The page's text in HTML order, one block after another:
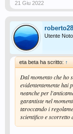
21 Giu 2022
roberto28
Utente Noto
eta beta ha scritto: ↑
Dal momento che ho
evidententemente hai
neanche per
garantiste nel
taroccando i
scientifico e